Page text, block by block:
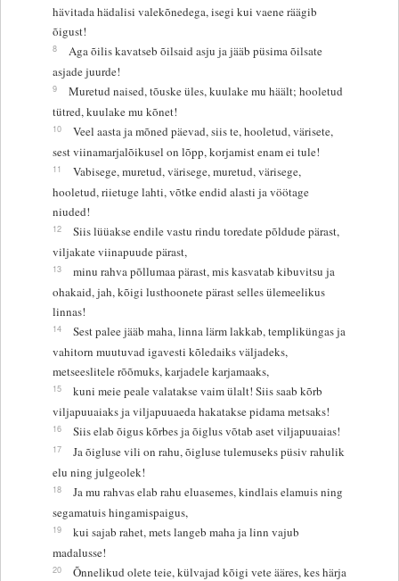
hävitada hädalisi valekõnedega, isegi kui vaene räägib
õigust!
8
Aga õilis kavatseb õilsaid asju ja jääb püsima õilsate
asjade juurde!
9
Muretud naised, tõuske üles, kuulake mu häält; hooletud
tütred, kuulake mu kõnet!
10
Veel aasta ja mõned päevad, siis te, hooletud, värisete,
sest viinamarjalõikusel on lõpp, korjamist enam ei tule!
11
Vabisege, muretud, värisege, muretud, värisege,
hooletud, riietuge lahti, võtke endid alasti ja vöötage
niuded!
12
Siis lüüakse endile vastu rindu toredate põldude pärast,
viljakate viinapuude pärast,
13
minu rahva põllumaa pärast, mis kasvatab kibuvitsu ja
ohakaid, jah, kõigi lusthoonete pärast selles ülemeelikus
linnas!
14
Sest palee jääb maha, linna lärm lakkab, templiküngas ja
vahitorn muutuvad igavesti kõledaiks väljadeks,
metseeslitele rõõmuks, karjadele karjamaaks,
15
kuni meie peale valatakse vaim ülalt! Siis saab kõrb
viljapuuaiaks ja viljapuuaeda hakatakse pidama metsaks!
16 Siis elab õigus kõrbes ja õiglus võtab aset viljapuuaias!
17
Ja õigluse vili on rahu, õigluse tulemuseks püsiv rahulik
elu ning julgeolek!
18
Ja mu rahvas elab rahu eluasemes, kindlais elamuis ning
segamatuis hingamispaigus,
19
kui sajab rahet, mets langeb maha ja linn vajub
madalusse!
20
Õnnelikud olete teie, külvajad kõigi vete ääres, kes härja